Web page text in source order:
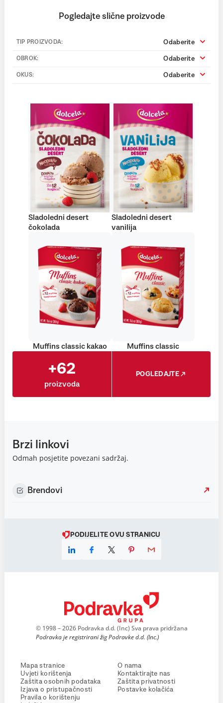
Pogledajte slične proizvode
TIP PROIZVODA: Odaberite
OBROK: Odaberite
OKUS: Odaberite
Sladoledni desert
čokolada
Sladoledni desert
vanilija
Muffins classic kakao Muffins classic
+62
proizvoda
POGLEDAJTE
Brzi linkovi
Odmah posjetite povezani sadržaj.
Brendovi
PODIJELITE OVU STRANICU
© 1998 – 2026 Podravka d.d. (Inc) Sva prava pridržana
Podravka je registrirani žig Podravke d.d. (Inc.)
Mapa stranice
Uvjeti korištenja
Zaštita osobnih podataka
Izjava o pristupačnosti
Pravila o korištenju
O nama
Kontaktirajte nas
Zaštita privatnosti
Postavke kolačića